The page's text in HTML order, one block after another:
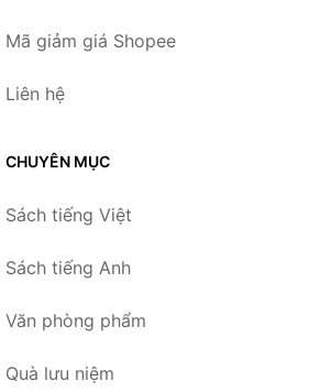
Mã giảm giá Shopee
Liên hệ
CHUYÊN MỤC
Sách tiếng Việt
Sách tiếng Anh
Văn phòng phẩm
Quà lưu niệm